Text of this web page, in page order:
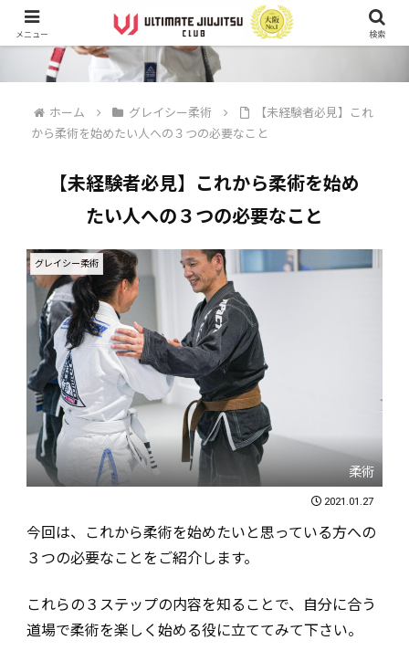
ホーム グレイシー柔術
【未経験者必見】これ
から柔術を始めたい人への３つの必要なこと
【未経験者必見】これから柔術を始め
たい人への３つの必要なこと
グレイシー柔術
柔術
2021.01.27
今回は、これから柔術を始めたいと思っている方への
３つの必要なことをご紹介します。
これらの３ステップの内容を知ることで、自分に合う
道場で柔術を楽しく始める役に立ててみて下さい。
メニュー 検索